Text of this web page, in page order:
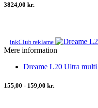
3824,00 kr.
inkClub reklame
Mere information
Dreame L20 Ultra multi
155,00 - 159,00 kr.